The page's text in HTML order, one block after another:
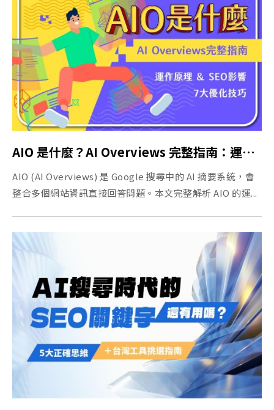
AIO 是什麼？AI Overviews 完整指南：運作原理、SEO 影響、7 大優化技巧
AIO (AI Overviews) 是 Google 搜尋中的 AI 摘要系統，會
整合多個網站資訊直接回答問題。本文完整解析 AIO 的運...